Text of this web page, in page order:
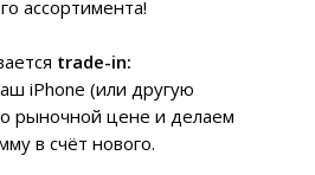
ассортимента!
trade-in:
iPhone (или другую
рыночной цене и делаем
в счёт нового.